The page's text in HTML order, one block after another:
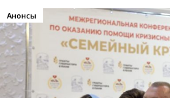
Анонсы